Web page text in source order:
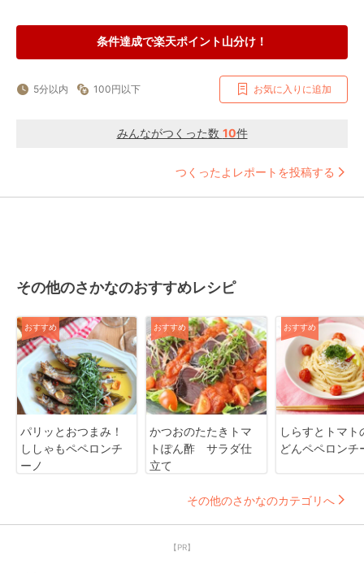
条件達成で楽天ポイント山分け！
5分以内 100円以下 お気に入りに追加
みんながつくった数 10件
つくったよレポートを投稿する
その他のさかなのおすすめレシピ
おすすめ
パリッとおつまみ！
ししゃもペペロンチ
ーノ
おすすめ
かつおのたたきトマ
トぽん酢 サラダ仕
立て
おすすめ
しらすとトマト
どんペペロンチ
その他のさかなのカテゴリへ
【PR】